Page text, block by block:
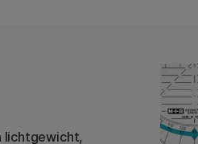
lichtgewicht,